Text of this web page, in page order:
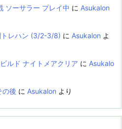
ソーサラー プレイ中 に Asukalon
トレハン (3/2-3/8) に Asukalon よ
ルド ナイトメアクリア に Asukalo
の後 に Asukalon より